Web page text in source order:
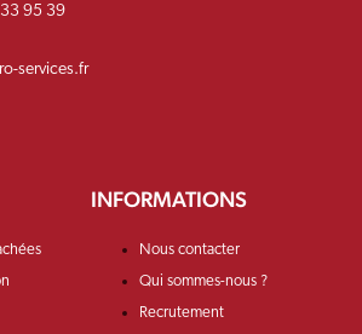
95 39
services.fr
INFORMATIONS
Nous contacter
Qui sommes-nous ?
Recrutement